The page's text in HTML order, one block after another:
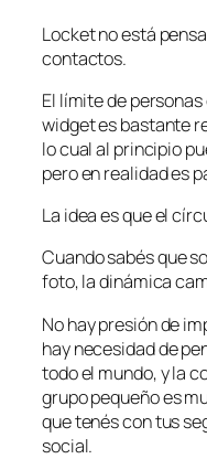
Locket no está
contactos.
El límite de
widget es bastante
lo cual al principio
pero en realidad es
La idea es que el
Cuando sabés que
foto, la dinámica
No hay presión de
hay necesidad de
todo el mundo, y la
grupo pequeño es
que tenés con tus
social.